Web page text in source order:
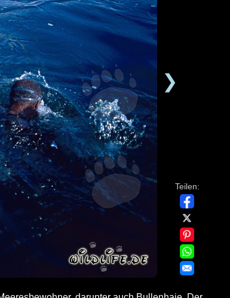
❯
Teilen: